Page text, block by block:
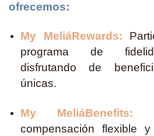
ofrecemos:
My MeliáRewards:
programa de
disfrutando de
únicas.
My MeliáBenefits:
compensación flexible